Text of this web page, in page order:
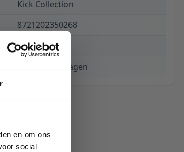
en om ons
social
Kick Collection
8721202350268
€ 159,00
3 tot 5 werkdagen